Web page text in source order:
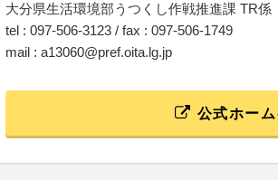
大分県生活環境部うつくし作戦推進課 TR係
tel : 097-506-3123 / fax : 097-506-1749
mail : a13060@pref.oita.lg.jp
公式ホー